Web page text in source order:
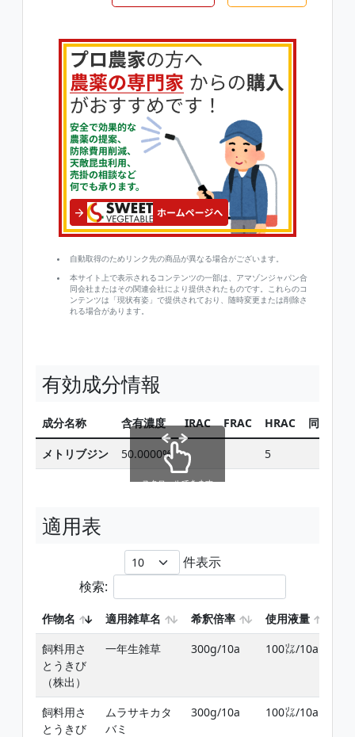
自動取得のためリンク先の商品が異なる場合がございます。
本サイト上で表示されるコンテンツの一部は、アマゾンジャパン合
同会社またはその関連会社により提供されたものです。これらのコ
ンテンツは「現状有姿」で提供されており、随時変更または削除さ
れる場合があります。
有効成分情報
成分名称 含有濃度 IRAC FRAC HRAC 同じ有
メトリブジン 50.0000% 5
スクロールできます
適用表
件表示
検索:
作物名 適用雑草名 希釈倍率 使用液量
飼料用さ
とうきび
（株出）
一年生雑草 300g/10a 100㍑/10a
飼料用さ
とうきび
ムラサキカタ
バミ
300g/10a 100㍑/10a